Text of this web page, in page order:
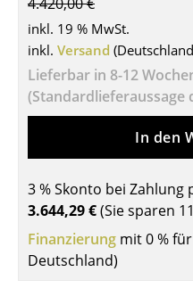
Beistelltische
Couchtische
Schreibtische
Konferenztische
Stehtische & Stehpulte
Kindertische
Gartentische
inkl. 19 % MwSt.
inkl. Versand
Lieferbar in 8-12
(Standardlieferaussage
In den
3 % Skonto bei Zahlung
3.644,29 €(Sie sparen
Finanzierung mit 0 %
Deutschland)